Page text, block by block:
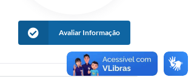
Avaliar Informação